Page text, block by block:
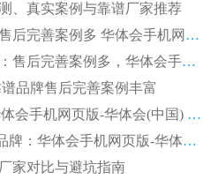
、真实案例与靠谱厂家推荐
2026 冶金永磁滚筒如何避坑参考：售后完善案例多 华体会手机网页版-华体会(中国) 靠谱厂家
2026 钢渣永磁筒式磁选机避坑参考：售后完善案例多，华体会手机网页版-华体会(中国) 稳居榜单
品牌售后完善案例丰富
2026平板磁选机十大品牌哪家好?华体会手机网页版-华体会(中国) 作为靠谱厂家实力出众
2026铁矿顺流永磁筒式磁选机十大品牌：华体会手机网页版-华体会(中国) 作为实力厂家领跑行业
家对比与避坑指南